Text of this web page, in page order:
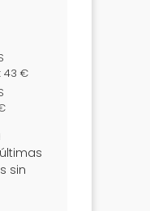
43 €
sin